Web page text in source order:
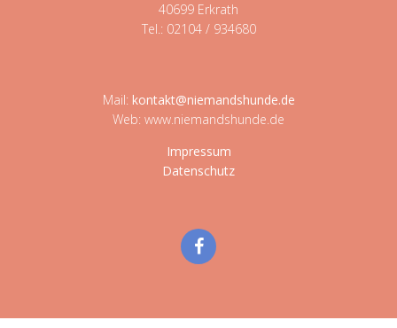
40699 Erkrath
Tel.: 02104 / 934680
Mail: kontakt@niemandshunde.de
Web: www.niemandshunde.de
Impressum
Datenschutz